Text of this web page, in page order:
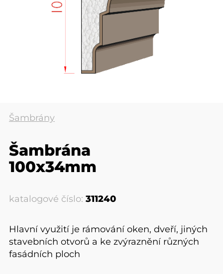
Šambrány
Šambrána
100x34mm
katalogové číslo: 311240
Hlavní využití je rámování oken, dveří, jiných
stavebních otvorů a ke zvýraznění různých
fasádních ploch